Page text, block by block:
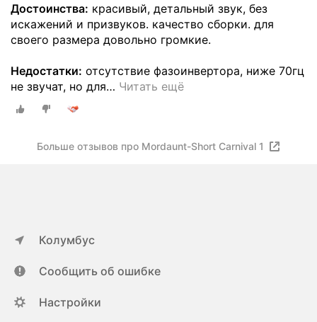
Достоинства: красивый, детальный звук, без
искажений и призвуков. качество сборки. для
своего размера довольно громкие.
Недостатки: отсутствие фазоинвертора, ниже 70гц
не звучат, но для… Читать ещё
Больше отзывов про Mordaunt-Short Carnival 1
Колумбус
Сообщить об ошибке
Настройки